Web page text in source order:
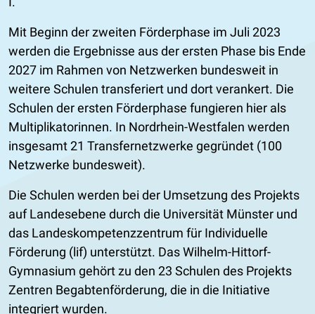
Mit Beginn der zweiten Förderphase im Juli 2023
werden die Ergebnisse aus der ersten Phase bis Ende
2027 im Rahmen von Netzwerken bundesweit in
weitere Schulen transferiert und dort verankert. Die
Schulen der ersten Förderphase fungieren hier als
Multiplikatorinnen. In Nordrhein-Westfalen werden
insgesamt 21 Transfernetzwerke gegründet (100
Netzwerke bundesweit).
Die Schulen werden bei der Umsetzung des Projekts
auf Landesebene durch die Universität Münster und
das Landeskompetenzzentrum für Individuelle
Förderung (lif) unterstützt. Das Wilhelm-Hittorf-
Gymnasium gehört zu den 23 Schulen des Projekts
Zentren Begabtenförderung, die in die Initiative
integriert wurden.